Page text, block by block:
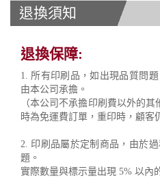
退換須知
退換保障:
1. 所有印刷品，如出現品質問
由本公司承擔。
（本公司不承擔印刷費以外的
時為免運費訂單，重印時，顧客
2. 印刷品屬於定制商品，由於
題。
實際數量與標示量出現 5% 以內